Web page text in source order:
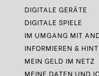
DIGITALE GERÄTE
DIGITALE SPIELE
IM UMGANG MIT
INFORMIEREN &
MEIN GELD IM NETZ
MEINE DATEN UND